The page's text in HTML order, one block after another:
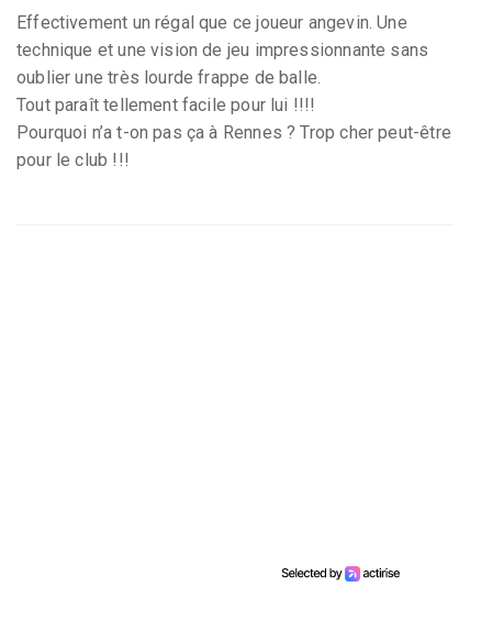
Effectivement un régal que ce joueur angevin. Une
technique et une vision de jeu impressionnante sans
oublier une très lourde frappe de balle.
Tout paraît tellement facile pour lui !!!!
Pourquoi n’a t-on pas ça à Rennes ? Trop cher peut-être
pour le club !!!